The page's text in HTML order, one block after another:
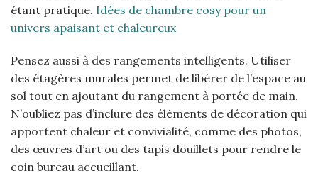
étant pratique. Idées de chambre cosy pour un
univers apaisant et chaleureux
Pensez aussi à des rangements intelligents. Utiliser
des étagères murales permet de libérer de l’espace au
sol tout en ajoutant du rangement à portée de main.
N’oubliez pas d’inclure des éléments de décoration qui
apportent chaleur et convivialité, comme des photos,
des œuvres d’art ou des tapis douillets pour rendre le
coin bureau accueillant.